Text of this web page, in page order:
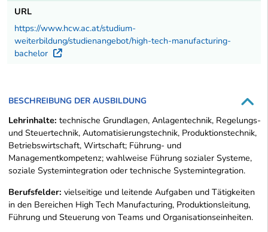
URL
https://www.hcw.ac.at/studium-
weiterbildung/studienangebot/high-tech-manufacturing-
bachelor
Externer Link
BESCHREIBUNG DER AUSBILDUNG
Lehrinhalte: technische Grundlagen, Anlagentechnik, Regelungs-
und Steuertechnik, Automatisierungstechnik, Produktionstechnik,
Betriebswirtschaft, Wirtschaft; Führung- und
Managementkompetenz; wahlweise Führung sozialer Systeme,
soziale Systemintegration oder technische Systemintegration.
Berufsfelder: vielseitige und leitende Aufgaben und Tätigkeiten
in den Bereichen High Tech Manufacturing, Produktionsleitung,
Führung und Steuerung von Teams und Organisationseinheiten.